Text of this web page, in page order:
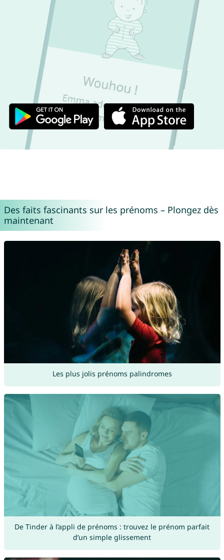
Des faits fascinants sur les prénoms – Plongez dès
maintenant
Les plus jolis prénoms palindromes
De Tinder à l’appli de prénoms : trouvez le prénom parfait
d’un simple glissement